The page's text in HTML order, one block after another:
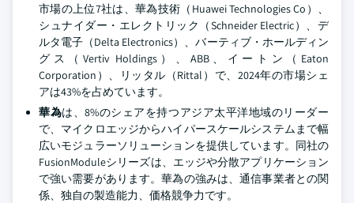
市場の上位7社は、華為技術（Huawei Technologies Co）、
シュナイダー・エレクトリック（Schneider Electric）、デ
ルタ電子（Delta Electronics）、バーティブ・ホールディン
グス（Vertiv Holdings）、ABB、イートン（Eaton
Corporation）、リッタル（Rittal）で、2024年の市場シェ
アは43%を占めています。
華為は、8%のシェアを持つアジア太平洋地域のリーダー
で、マイクロエッジからハイパースケールシステムまで幅
広いモジュラーソリューションを提供しています。同社の
FusionModuleシリーズは、エッジや分散アプリケーション
で強い需要があります。華為の強みは、通信事業者との関
係、独自の製造能力、価格競争力です。